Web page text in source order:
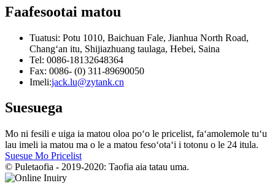
Faafesootai matou
Tuatusi: Potu 1010, Baichuan Fale, Jianhua North Road,
Changʻan itu, Shijiazhuang taulaga, Hebei, Saina
Tel: 0086-18132648364
Fax: 0086- (0) 311-89690050
Imeli:jack.lu@zytank.cn
Suesuega
Mo ni fesili e uiga ia matou oloa poʻo le pricelist, faʻamolemole tuʻu
lau imeli ia matou ma o le a matou fesoʻotaʻi i totonu o le 24 itula.
Suesue Mo Pricelist
© Puletaofia - 2019-2020: Taofia aia tatau uma.